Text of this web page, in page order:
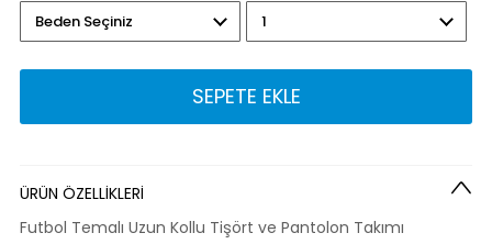
SEPETE EKLE
ÜRÜN ÖZELLİKLERİ
Futbol Temalı Uzun Kollu Tişört ve Pantolon Takımı